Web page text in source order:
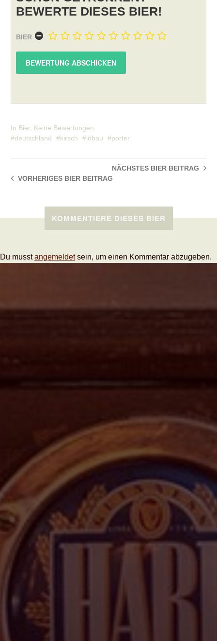
BEWERTE DIESES BIER!
BIER
In Bier, Keine Bewertungen
deutschland
kirsch löbau porter
NÄCHSTES BIERBEITRAG
VORHERIGES BIER BEITRAG
KOMMENTIERE DIESES BIER
Du musstangemeldetsein, um einen Kommentar abzugeben.